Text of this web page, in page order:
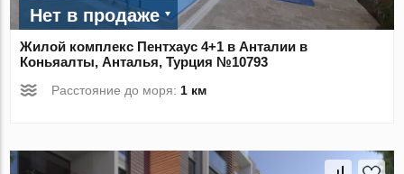
Нет в продаже
Жилой комплекс Пентхаус 4+1 в Анталии в
Коньяалты, Анталья, Турция №10793
Расстояние до моря: 1 км